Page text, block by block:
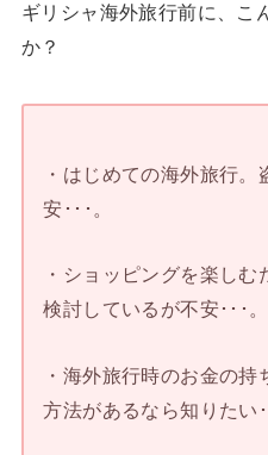
ギリシャ海外旅行前に、こ
か？
・はじめての海外旅行
安･･･。
・ショッピングを楽し
検討しているが不安･･･。
・海外旅行時のお金の
方法があるなら知りたい･